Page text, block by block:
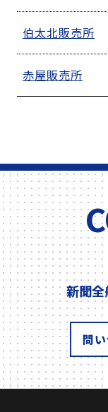
伯太北販売所
赤屋販売所
新聞全
問